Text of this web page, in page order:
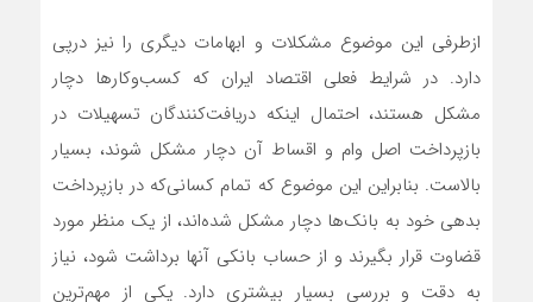
ازطرفی این موضوع مشکلات و ابهامات دیگری را نیز درپی
دارد. در شرایط فعلی اقتصاد ایران که کسب‌وکارها دچار
مشکل هستند، احتمال اینکه دریافت‌‌کنندگان تسهیلات در
بازپرداخت اصل وام و اقساط آن دچار مشکل شوند، بسیار
بالاست. بنابراین این موضوع که تمام کسانی‌‌که در بازپرداخت
بدهی خود به بانک‌‌ها دچار مشکل شده‌‌اند، از یک منظر مورد
قضاوت قرار بگیرند و از حساب بانکی آنها برداشت شود، نیاز
به دقت و بررسی بسیار بیشتری دارد. یکی از مهم‌ترین